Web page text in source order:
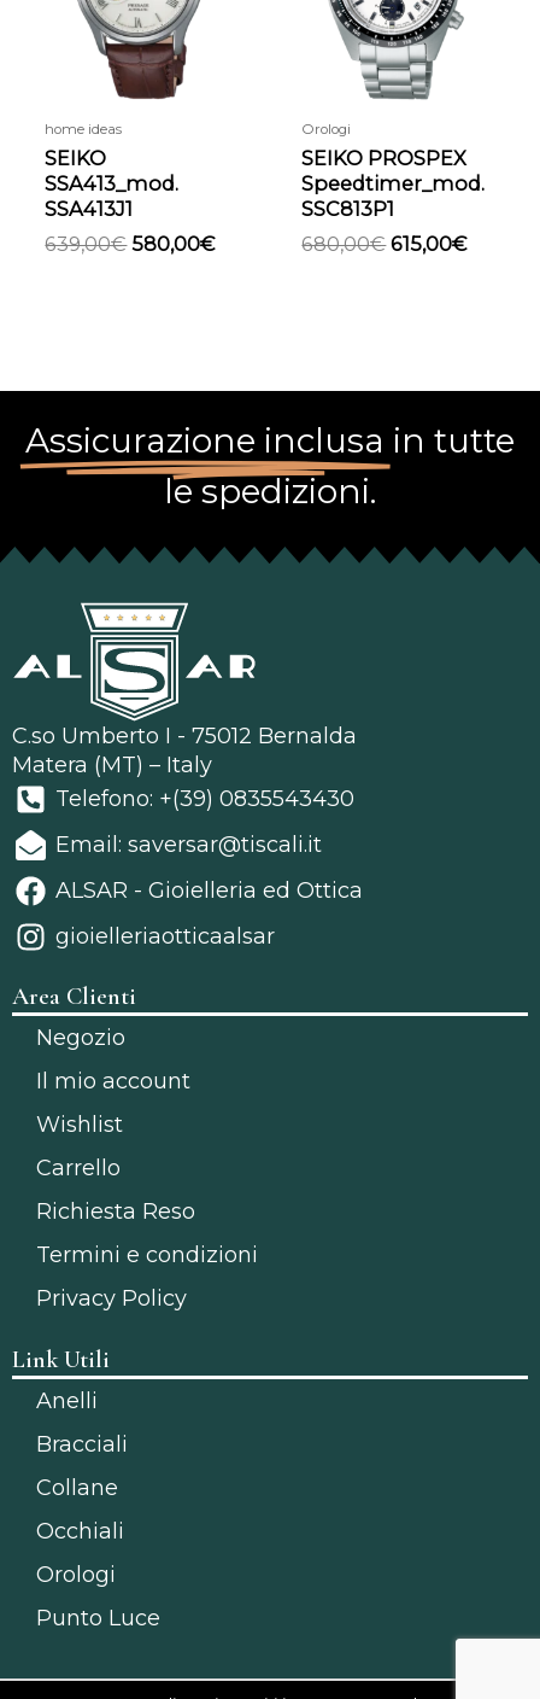
home ideas
SEIKO
SSA413_mod.
SSA413J1
639,00€ 580,00€
Orologi
SEIKO PROSPEX
Speedtimer_mod.
SSC813P1
680,00€ 615,00€
Assicurazione inclusa in tutte
le spedizioni.
C.so Umberto I - 75012 Bernalda
Matera (MT) – Italy
Telefono: +(39) 0835543430
Email: saversar@tiscali.it
ALSAR - Gioielleria ed Ottica
gioielleriaotticaalsar
Area Clienti
Negozio
Il mio account
Wishlist
Carrello
Richiesta Reso
Termini e condizioni
Privacy Policy
Link Utili
Anelli
Bracciali
Collane
Occhiali
Orologi
Punto Luce